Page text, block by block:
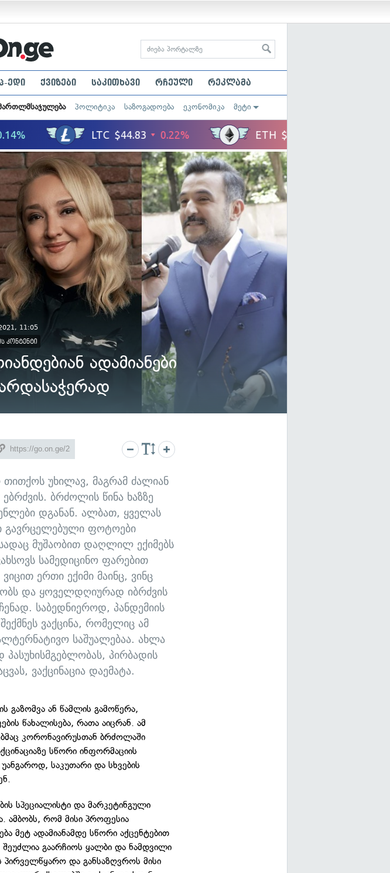
ედი ქვიზები საკითხავი რჩეული რეკლამა
პოლიტიკა საზოგადოება ეკონომიკა მეტი
11:05
კონტენტი
ადამიანები
უხილავ, მაგრამ ძალიან
ბრძოლის წინა ხაზზე
დგანან. ალბათ, ყველას
გავრცელებული ფოტოები
მუშაობით დაღლილ ექიმებს
სამედიცინო ფარებით
ერთი ექიმი მაინც, ვინც
და ყოველდღიურად იბრძვის
საბედნიეროდ, პანდემიის
ვაქცინა, რომელიც ამ
საშუალებაა. ახლა
პირბადის
ვაქცინაცია დაემატა.
გაზომვა ან წამლის გამოწერა,
წახალისება, რათა აიცრან. ამ
კორონავირუსთან ბრძოლაში
სწორი ინფორმაციის
საკუთარი და სხვების
სპეციალისტი და მარკეტინგული
ამბობს, რომ მისი პროფესია
მეტ ადამიანამდე სწორი აქცენტებით
შეუძლია გაარჩიოს ყალბი და ნამდვილი
პირველწყარო და განსაზღვროს მისი